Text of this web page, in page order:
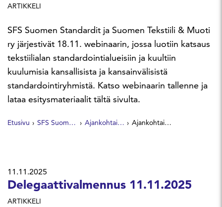
ARTIKKELI
SFS Suomen Standardit ja Suomen Tekstiili & Muoti
ry järjestivät 18.11. webinaarin, jossa luotiin katsaus
tekstiilialan standardointialueisiin ja kuultiin
kuulumisia kansallisista ja kansainvälisistä
standardointiryhmistä. Katso webinaarin tallenne ja
lataa esitysmateriaalit tältä sivulta.
Etusivu SFS Suomen Standardit Ajankohtaista Ajankohtaista tekstiilialan standardeista
11.11.2025
Delegaattivalmennus 11.11.2025
ARTIKKELI